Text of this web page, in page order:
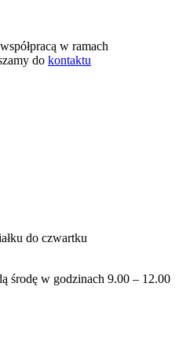
w ramach
do kontaktu
do czwartku
środę w godzinach 9.00 – 12.00